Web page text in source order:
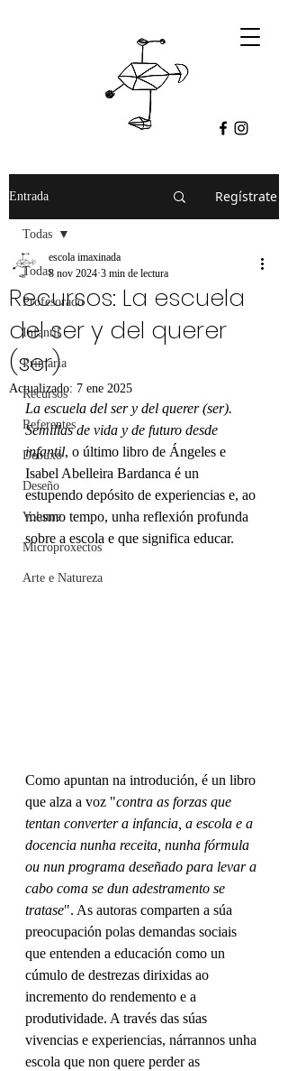
Entrada Regístrate
Todas
Profesorado
Infantil
Primaria
Recursos
Referentes
Debuxo
Deseño
Volume
Microproxectos
Arte e Natureza
Todas
Recursos: La escuela
del ser y del querer
(ser)
escola imaxinada
8 nov 2024 3 min de lectura
Actualizado: 7 ene 2025
La escuela del ser y del querer (ser).
Semillas de vida y de futuro desde
infantil, o último libro de Ángeles e
Isabel Abelleira Bardanca é un
estupendo depósito de experiencias e, ao
mesmo tempo, unha reflexión profunda
sobre a escola e que significa educar.
Como apuntan na introdución, é un libro
que alza a voz "contra as forzas que
tentan converter a infancia, a escola e a
docencia nunha receita, nunha fórmula
ou nun programa deseñado para levar a
cabo coma se dun adestramento se
tratase". As autoras comparten a súa
preocupación polas demandas sociais
que entenden a educación como un
cúmulo de destrezas dirixidas ao
incremento do rendemento e a
produtividade. A través das súas
vivencias e experiencias, nárrannos unha
escola que non quere perder as